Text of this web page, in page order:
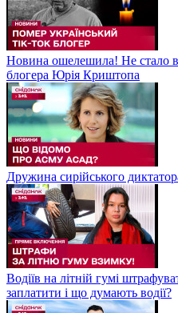
Новина ошелешила! Не стало
блогера Юрія Криштопа
Дружина сирійського
Водіїв на літній гумі
заплатити і що думають водії?